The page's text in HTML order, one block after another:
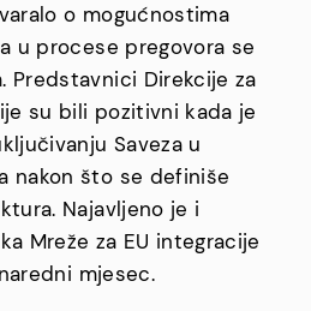
o mogućnostima
u procese pregovora se
Predstavnici Direkcije za
su bili pozitivni kada je
Saveza u
nakon što se definiše
Najavljeno je i
Mreže za EU integracije
mjesec.